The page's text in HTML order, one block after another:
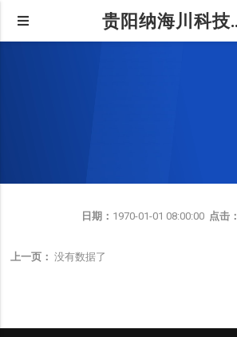
贵阳纳海川科技有限公司【官网
日期： 1970-01-01 08:00:00 点击：
上一页： 没有数据了